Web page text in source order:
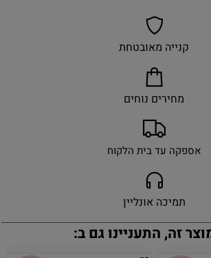
קנייה מאובטחת
מחירים נוחים
אספקה עד בית הלקוח
תמיכה אונליין
זה, התעניינו גם ב: